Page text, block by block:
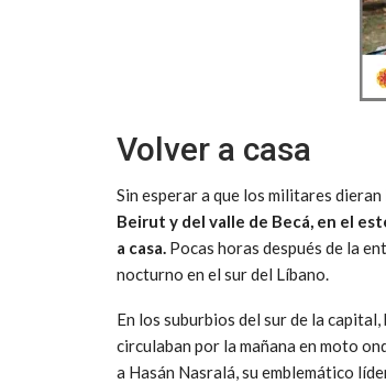
Volver a casa
Sin esperar a que los militares dieran
Beirut y del valle de Becá, en el
a casa. Pocas horas después de la
nocturno en el sur del Líbano.
En los suburbios del sur de la
circulaban por la mañana en moto
a Hasán Nasralá, su emblemático